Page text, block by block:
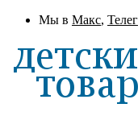
Мы в Макс,